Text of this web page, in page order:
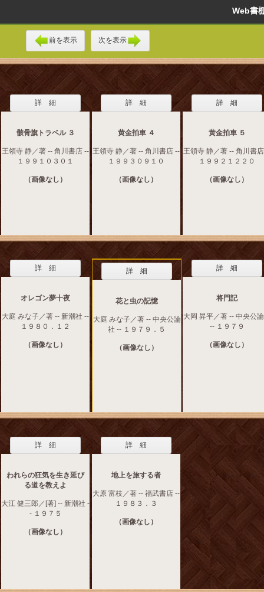
Web
前を表示 次を表示
詳 細
骸骨旗トラベル ３
王領寺 静／著 -- 角川書店 --
１９９１０３０１
（画像なし）
詳 細
黄金拍車 ４
王領寺 静／著 -- 角川書店 --
１９９３０９１０
（画像なし）
詳 細
黄金拍車 ５
王領寺 静／著 -- 角川書
１９９２１２２０
（画像なし）
詳 細
オレゴン夢十夜
大庭 みな子／著 -- 新潮社 --
１９８０．１２
（画像なし）
詳 細
花と虫の記憶
大庭 みな子／著 -- 中央公論
社 -- １９７９．５
（画像なし）
詳 細
将門記
大岡 昇平／著 -- 中央公
-- １９７９
（画像なし）
詳 細
われらの狂気を生き延び
る道を教えよ
大江 健三郎／[著] -- 新潮社 -
- １９７５
（画像なし）
詳 細
地上を旅する者
大原 富枝／著 -- 福武書店 --
１９８３．３
（画像なし）